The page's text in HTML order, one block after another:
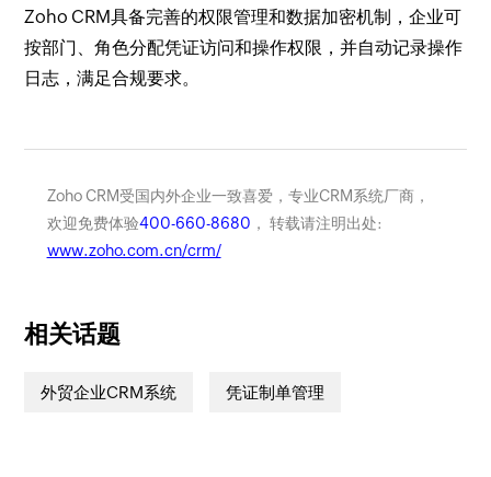
Zoho CRM具备完善的权限管理和数据加密机制，企业可
按部门、角色分配凭证访问和操作权限，并自动记录操作
日志，满足合规要求。
Zoho CRM受国内外企业一致喜爱，专业CRM系统厂商，
欢迎免费体验400-660-8680 ， 转载请注明出处:
www.zoho.com.cn/crm/
相关话题
外贸企业CRM系统 凭证制单管理